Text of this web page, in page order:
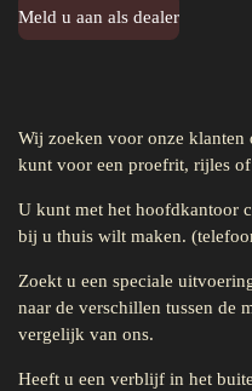
Meld u aan als dealer
Wij zoeken voor onze klanten
kunt voor een proefrit, rijles of
U kunt met het hoofdkantoor
bij u thuis wilt maken.
Zoekt u een speciale
naar de verschillen tussen de
vergelijk van ons.
Heeft u een verblijf in het